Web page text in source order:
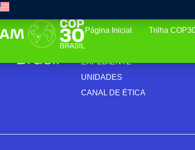
Página Inicial Trilha
INSTITUCIONAL
PRIVACIDADE
EXPEDIENTE
UNIDADES
CANAL DE ÉTICA